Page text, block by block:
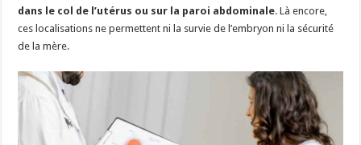
dans le col de l’utérus ou sur la paroi abdominale. Là encore,
ces localisations ne permettent ni la survie de l’embryon ni la sécurité
de la mère.